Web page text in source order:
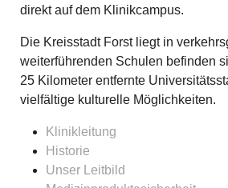
direkt auf dem Klinikcampus.
Die Kreisstadt Forst liegt in
weiterführenden Schulen befinden
25 Kilometer entfernte
vielfältige kulturelle Möglichkeiten.
Klinikleitung
Historie
Unser Leitbild